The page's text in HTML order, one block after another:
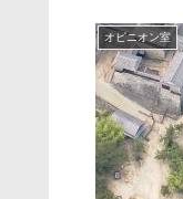
オピニオン室